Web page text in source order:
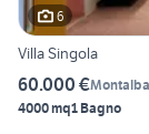
6
Villa Singola
60.000 €
4000 mq1 Bagno